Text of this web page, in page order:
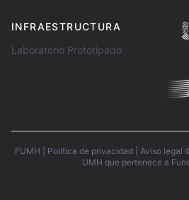
INFRAESTRUCTURA
Laboratorio Prototipado
FUMH Política de privacidad Aviso legal
UMH que pertenece a